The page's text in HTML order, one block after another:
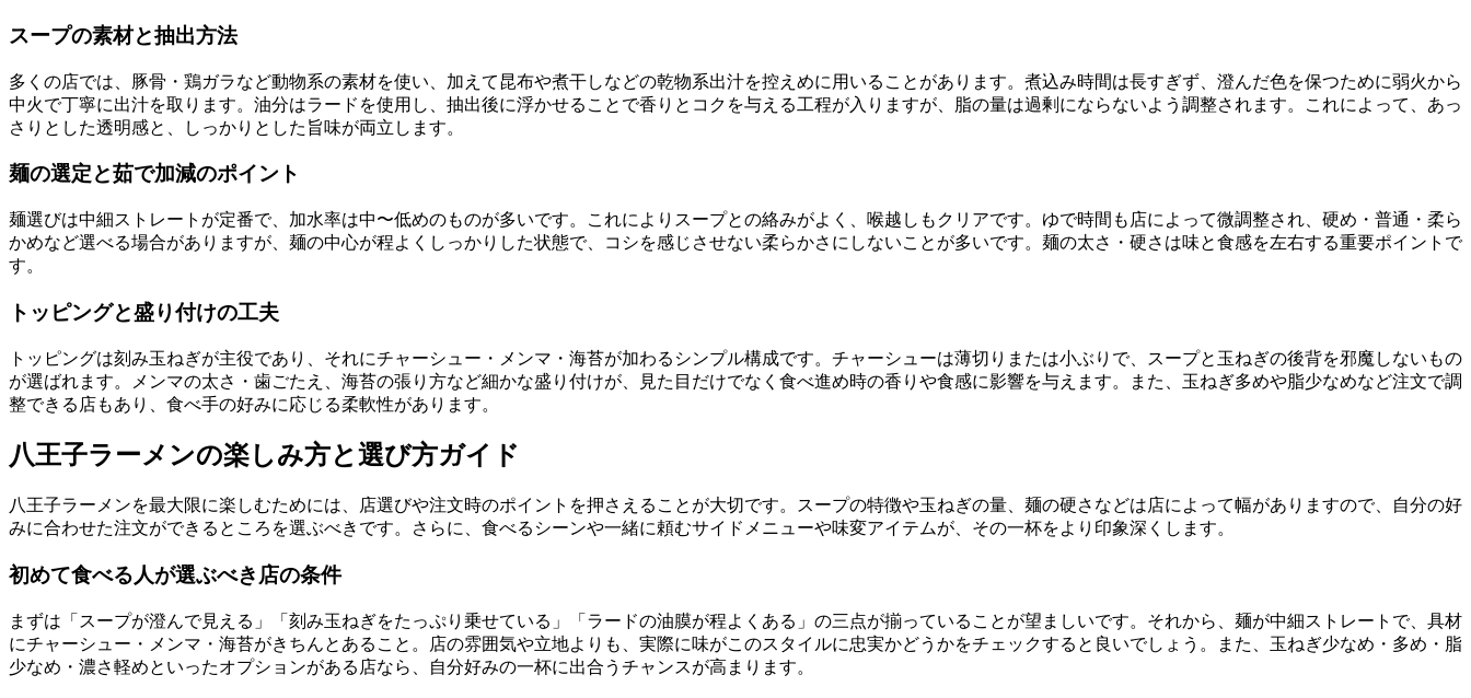
スープの素材と抽出方法
多くの店では、豚骨・鶏ガラなど動物系の素材を使い、加えて昆布や煮干しなどの乾物系出汁を控えめに用いることがあります。煮込み時間は長すぎず、澄んだ色を保つために弱火から
中火で丁寧に出汁を取ります。油分はラードを使用し、抽出後に浮かせることで香りとコクを与える工程が入りますが、脂の量は過剰にならないよう調整されます。これによって、あっ
さりとした透明感と、しっかりとした旨味が両立します。
麺の選定と茹で加減のポイント
麺選びは中細ストレートが定番で、加水率は中〜低めのものが多いです。これによりスープとの絡みがよく、喉越しもクリアです。ゆで時間も店によって微調整され、硬め・普通・柔ら
かめなど選べる場合がありますが、麺の中心が程よくしっかりした状態で、コシを感じさせない柔らかさにしないことが多いです。麺の太さ・硬さは味と食感を左右する重要ポイントで
す。
トッピングと盛り付けの工夫
トッピングは刻み玉ねぎが主役であり、それにチャーシュー・メンマ・海苔が加わるシンプル構成です。チャーシューは薄切りまたは小ぶりで、スープと玉ねぎの後背を邪魔しないもの
が選ばれます。メンマの太さ・歯ごたえ、海苔の張り方など細かな盛り付けが、見た目だけでなく食べ進め時の香りや食感に影響を与えます。また、玉ねぎ多めや脂少なめなど注文で調
整できる店もあり、食べ手の好みに応じる柔軟性があります。
八王子ラーメンの楽しみ方と選び方ガイド
八王子ラーメンを最大限に楽しむためには、店選びや注文時のポイントを押さえることが大切です。スープの特徴や玉ねぎの量、麺の硬さなどは店によって幅がありますので、自分の好
みに合わせた注文ができるところを選ぶべきです。さらに、食べるシーンや一緒に頼むサイドメニューや味変アイテムが、その一杯をより印象深くします。
初めて食べる人が選ぶべき店の条件
まずは「スープが澄んで見える」「刻み玉ねぎをたっぷり乗せている」「ラードの油膜が程よくある」の三点が揃っていることが望ましいです。それから、麺が中細ストレートで、具材
にチャーシュー・メンマ・海苔がきちんとあること。店の雰囲気や立地よりも、実際に味がこのスタイルに忠実かどうかをチェックすると良いでしょう。また、玉ねぎ少なめ・多め・脂
少なめ・濃さ軽めといったオプションがある店なら、自分好みの一杯に出合うチャンスが高まります。